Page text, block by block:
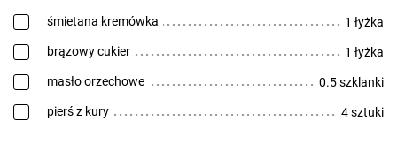
śmietana kremówka 1 łyżka
brązowy cukier 1 łyżka
masło orzechowe 0.5 szklanki
pierś z kury 4 sztuki